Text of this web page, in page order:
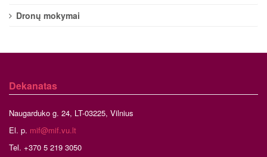
Dronų mokymai
Dekanatas
Naugarduko g. 24, LT-03225, Vilnius
El. p. mif@mif.vu.lt
Tel. +370 5 219 3050